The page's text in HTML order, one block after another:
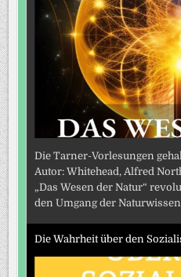
Die Tarner-Vorlesungen
Autor: Whitehead, Alfred
„Das Wesen der Natur“
den Umgang der
Die Wahrheit über den